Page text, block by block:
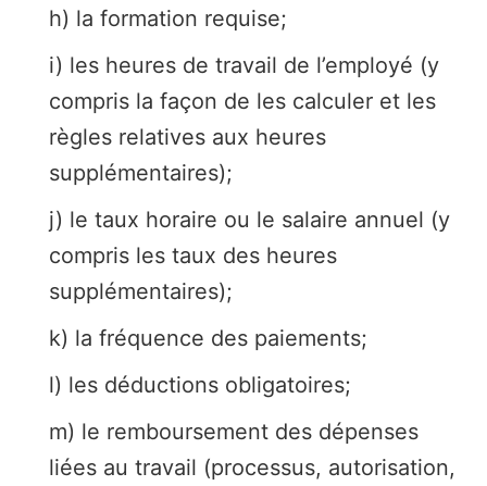
h) la formation requise;
i) les heures de travail de l’employé (y
compris la façon de les calculer et les
règles relatives aux heures
supplémentaires);
j) le taux horaire ou le salaire annuel (y
compris les taux des heures
supplémentaires);
k) la fréquence des paiements;
l) les déductions obligatoires;
m) le remboursement des dépenses
liées au travail (processus, autorisation,